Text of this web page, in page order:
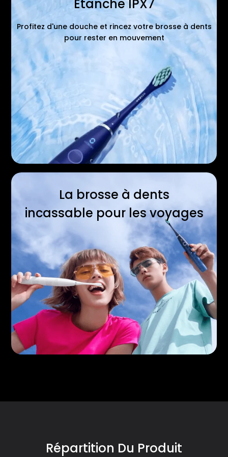
Étanche IPX7
Profitez d'une douche et rincez votre brosse à dents
pour rester en mouvement
La brosse à dents
incassable pour les voyages
Répartition Du Produit